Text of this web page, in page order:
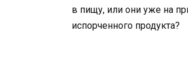
в пищу, или они уже на
испорченного продукта?